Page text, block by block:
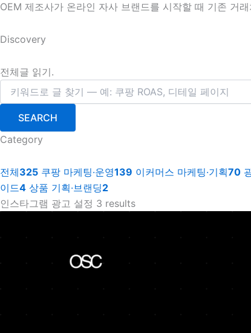
OEM 제조사가 온라인 자사 브랜드를 시작할 때 기존 거
Discovery
전체글 읽기.
SEARCH
Category
전체325 쿠팡 마케팅·운영139 이커머스 마케팅·기획70
이드4 상품 기획·브랜딩2
인스타그램 광고 설정 3 results